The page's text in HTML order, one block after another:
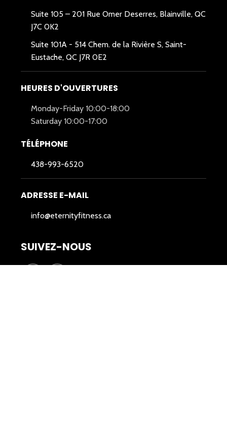
Suite 105 – 201 Rue Omer Deserres, Blainville, QC
J7C 0K2
Suite 101A - 514 Chem. de la Rivière S, Saint-
Eustache, QC J7R 0E2
HEURES D'OUVERTURES
Monday-Friday 10:00-18:00
Saturday 10:00-17:00
TÉLÉPHONE
438-993-6520
ADRESSE E-MAIL
info@eternityfitness.ca
SUIVEZ-NOUS